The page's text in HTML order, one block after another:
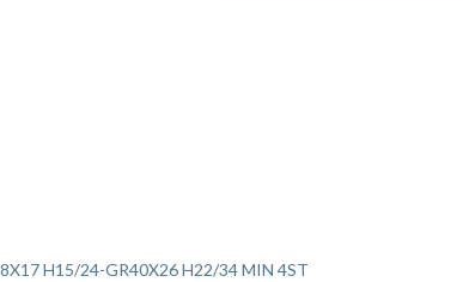
H15/24-GR40X26 H22/34 MIN 4ST